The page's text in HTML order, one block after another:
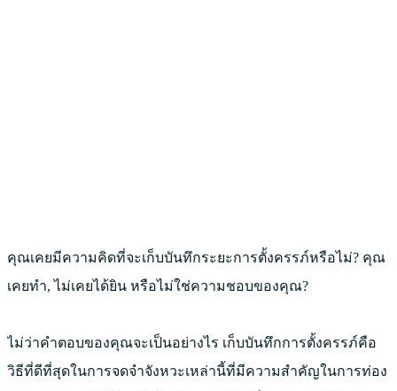
คุณเคยมีความคิดที่จะเก็บบันทึกระยะการตั้งครรภ์หรือไม่? คุณ
เคยทำ, ไม่เคยได้ยิน หรือไม่ใช่ความชอบของคุณ?
ไม่ว่าคำตอบของคุณจะเป็นอย่างไร เก็บบันทึกการตั้งครรภ์คือ
วิธีที่ดีที่สุดในการจดจำจังหวะเหล่านี้ที่มีความสำคัญในการท่อง